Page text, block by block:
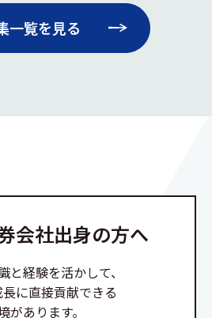
一覧を見る
会社出身の方へ
と経験を活かして、
に直接貢献できる
があります。